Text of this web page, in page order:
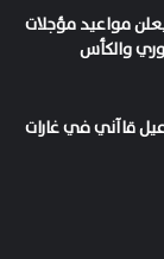
مواعيد مؤجلات
والكأس
قاآني في غارات